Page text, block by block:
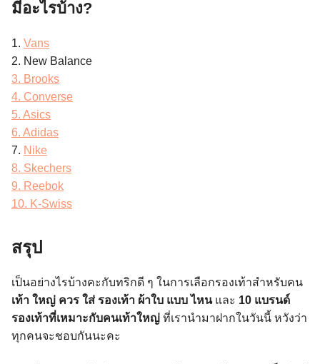
มีอะไรบ้าง?
1. Vans
2. New Balance
3. Brooks
4. Converse
5. Asics
6. Adidas
7. Nike
8. Skechers
9. Reebok
10. K-Swiss
สรุป
เป็นอย่างไรบ้างคะกับทริกดี ๆ ในการเลือกรองเท้าสำหรับคน
เท้า ใหญ่ ควร ใส่ รองเท้า ผ้าใบ แบบ ไหนและ 10 แบรนด์
รองเท้าที่เหมาะกับคนเท้าใหญ่ ที่เรานำมาฝากในวันนี้ หวังว่า
ทุกคนจะชอบกันนะคะ